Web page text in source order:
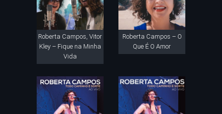
Roberta Campos, Vitor
Kley – Fique na Minha
Vida
Roberta Campos – O
Que É O Amor